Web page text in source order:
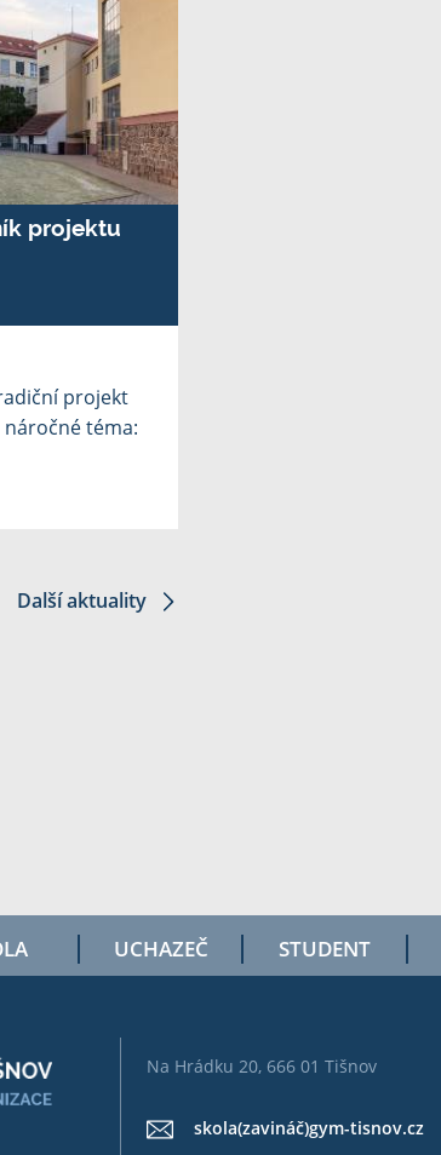
projektu
projekt
téma:
Další aktuality
UCHAZEČ STUDENT
Na Hrádku 20, 666 01 Tišnov
skola(zavináč)gym-tisnov.cz